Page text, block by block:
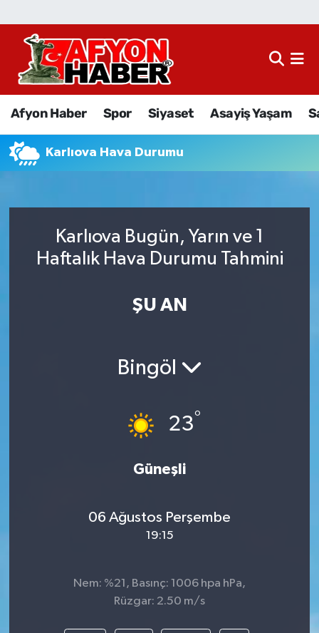
Afyon Haber Spor Siyaset Asayiş Yaşam
Karlıova Hava Durumu
Karlıova Bugün, Yarın ve 1
Haftalık Hava Durumu Tahmini
ŞU AN
Bingöl
23°
Güneşli
06 Ağustos Perşembe
19:15
Nem: %21, Basınç: 1006 hpa hPa,
Rüzgar: 2.50 m/s
Afyon Haber
Asayiş Yaşam
Eğitim